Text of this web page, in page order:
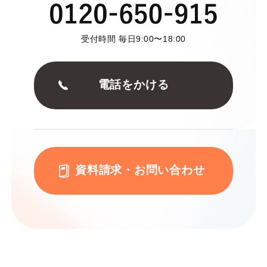
受付時間 毎日9:00〜18:00
電話をかける
資料請求・お問い合わせ